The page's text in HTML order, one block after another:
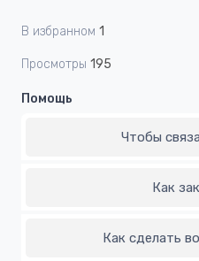
В избранном 1
Просмотры 195
Помощь
Чтобы
Как
Как сделать